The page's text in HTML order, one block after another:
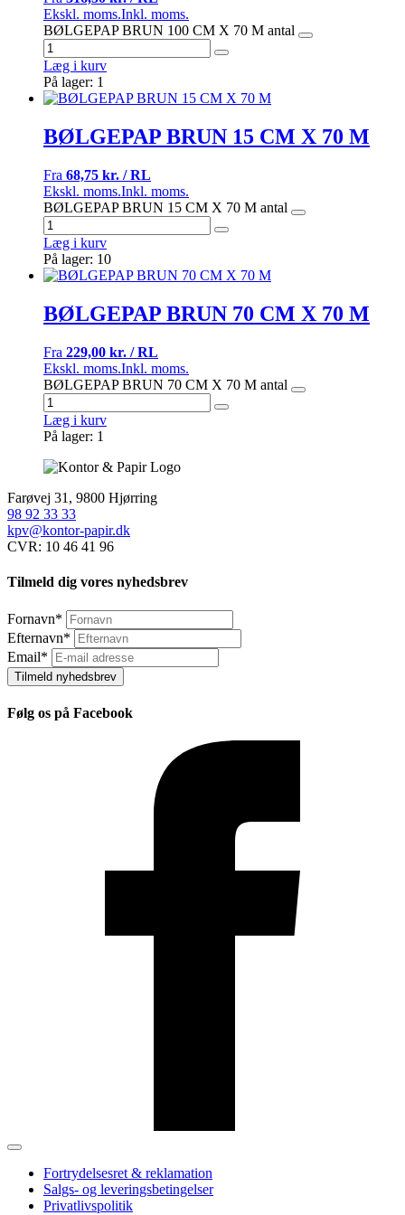
Ekskl. moms.Inkl. moms.
BØLGEPAP BRUN 100 CM X 70 M antal
Læg i kurv
På lager: 1
BØLGEPAP BRUN 15 CM X 70 M
Fra 68,75 kr. / RL
Ekskl. moms.Inkl. moms.
BØLGEPAP BRUN 15 CM X 70 M antal
Læg i kurv
På lager: 10
BØLGEPAP BRUN 70 CM X 70 M
Fra 229,00 kr. / RL
Ekskl. moms.Inkl. moms.
BØLGEPAP BRUN 70 CM X 70 M antal
Læg i kurv
På lager: 1
Farøvej 31, 9800 Hjørring
98 92 33 33
kpv@kontor-papir.dk
CVR: 10 46 41 96
Tilmeld dig vores nyhedsbrev
Fornavn*
Efternavn*
Email*
Tilmeld nyhedsbrev
Følg os på Facebook
Fortrydelsesret & reklamation
Salgs- og leveringsbetingelser
Privatlivspolitik